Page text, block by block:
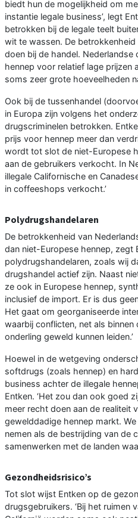
biedt hun de mogelijkheid om
instantie legale business’, legt
betrokken bij de legale teelt
wit te wassen. De
doen bij de handel.
hennep voor relatief lage prijzen
soms zeer grote hoeveelheden
Ook bij de tussenhandel
in Europa zijn volgens het
drugscriminelen betrokken.
prijs voor hennep meer dan
wordt tot slot de niet-Europese
aan de gebruikers verkocht. In
illegale Californische en
in coffeeshops verkocht.’
Polydrugshandelaren
De betrokkenheid van
dan niet-Europese hennep, zegt
polydrugshandelaren, zoals wij
drugshandel actief zijn. Naast
ze ook in Europese hennep,
inclusief de import. Er is dus
Het gaat om georganiseerde
waarbij conflicten, net als
onderling geweld kunnen leiden.’
Hoewel in de wetgeving
softdrugs (zoals hennep) en
business achter de illegale
Entken. ‘Het zou dan ook goed
meer recht doen aan de realiteit
gewelddadige hennep markt.
nemen als de bestrijding van de
samenwerken met de landen
Gezondheidsrisico’s
Tot slot wijst Entken op de
drugsgebruikers. ‘Bij het ruimen